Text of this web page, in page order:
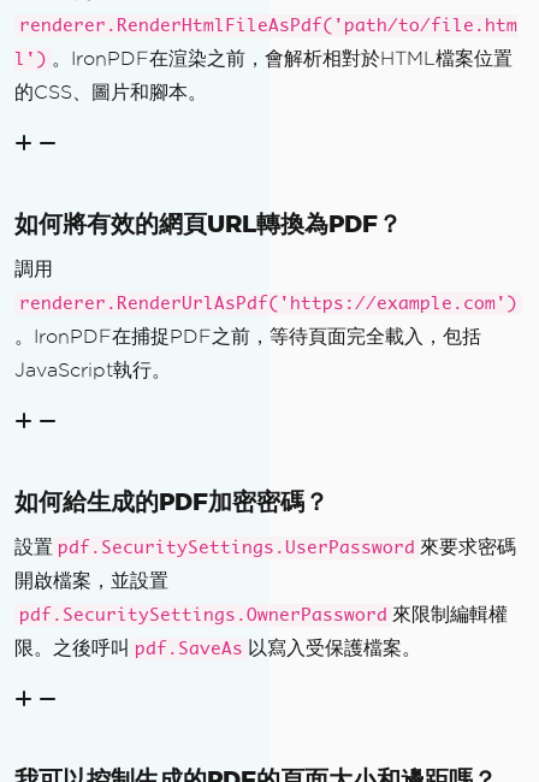
renderer.RenderHtmlFileAsPdf('path/to/file.htm
l') 。IronPDF在渲染之前，會解析相對於HTML檔案位置
的CSS、圖片和腳本。
如何將有效的網頁URL轉換為PDF？
調用
renderer.RenderUrlAsPdf('https://example.com')
。IronPDF在捕捉PDF之前，等待頁面完全載入，包括
JavaScript執行。
如何給生成的PDF加密密碼？
設置 pdf.SecuritySettings.UserPassword 來要求密碼
開啟檔案，並設置
pdf.SecuritySettings.OwnerPassword 來限制編輯權
限。之後呼叫 pdf.SaveAs 以寫入受保護檔案。